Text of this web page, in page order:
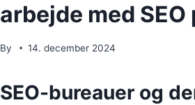
arbejde med
By 14. december 2024
SEO-bureauer og